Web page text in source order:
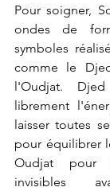
Pour soigner,
ondes de
symboles
comme le
l'Oudjat.
librement
laisser toutes
pour équilibrer
Oudjat pour
invisibles